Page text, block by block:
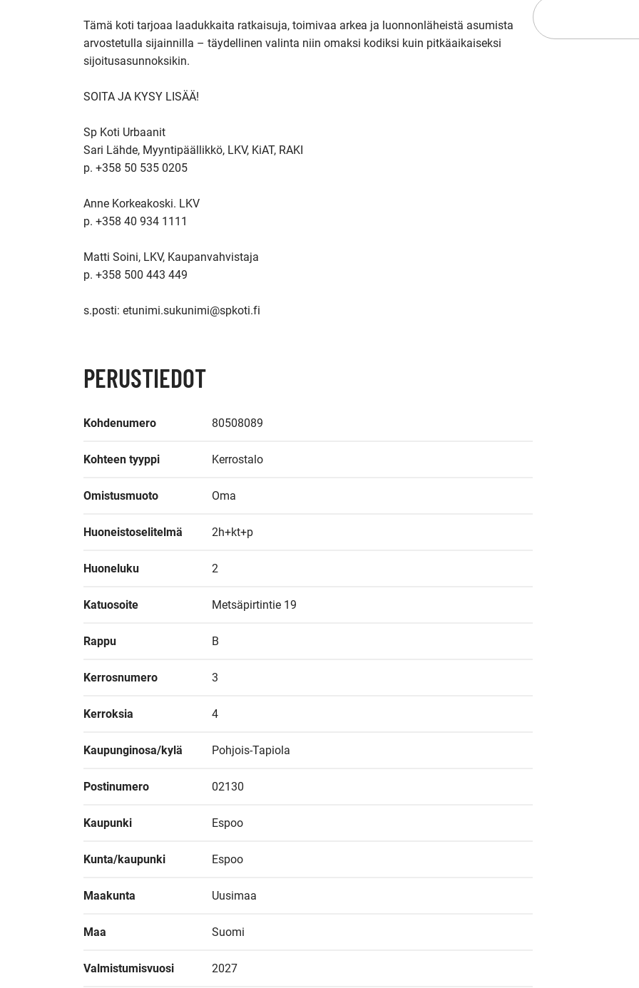
Tämä koti tarjoaa laadukkaita ratkaisuja, toimivaa arkea ja luonnonläheistä asumista
arvostetulla sijainnilla – täydellinen valinta niin omaksi kodiksi kuin pitkäaikaiseksi
sijoitusasunnoksikin.
SOITA JA KYSY LISÄÄ!
Sp Koti Urbaanit
Sari Lähde, Myyntipäällikkö, LKV, KiAT, RAKI
p. +358 50 535 0205
Anne Korkeakoski. LKV
p. +358 40 934 1111
Matti Soini, LKV, Kaupanvahvistaja
p. +358 500 443 449
PERUSTIEDOT
Kohdenumero 80508089
Kohteen tyyppi Kerrostalo
Omistusmuoto Oma
Huoneistoselitelmä 2h+kt+p
Huoneluku 2
Katuosoite Metsäpirtintie 19
Rappu B
Kerrosnumero 3
Kerroksia 4
Kaupunginosa/kylä Pohjois-Tapiola
Postinumero 02130
Kaupunki Espoo
Kunta/kaupunki Espoo
Maakunta Uusimaa
Maa Suomi
Valmistumisvuosi 2027